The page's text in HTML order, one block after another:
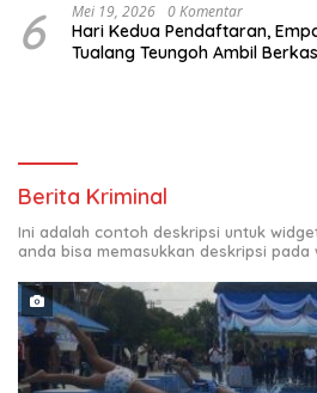
6 Mei 19, 2026 0 Komentar
Hari Kedua Pendaftaran,
Tualang Teungoh Ambil
Berita Kriminal
Ini adalah contoh deskripsi untuk
anda bisa memasukkan deskripsi pada